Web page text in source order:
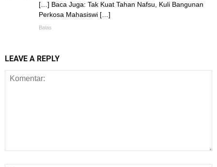
[…] Baca Juga: Tak Kuat Tahan Nafsu, Kuli Bangunan
Perkosa Mahasiswi […]
Balas
LEAVE A REPLY